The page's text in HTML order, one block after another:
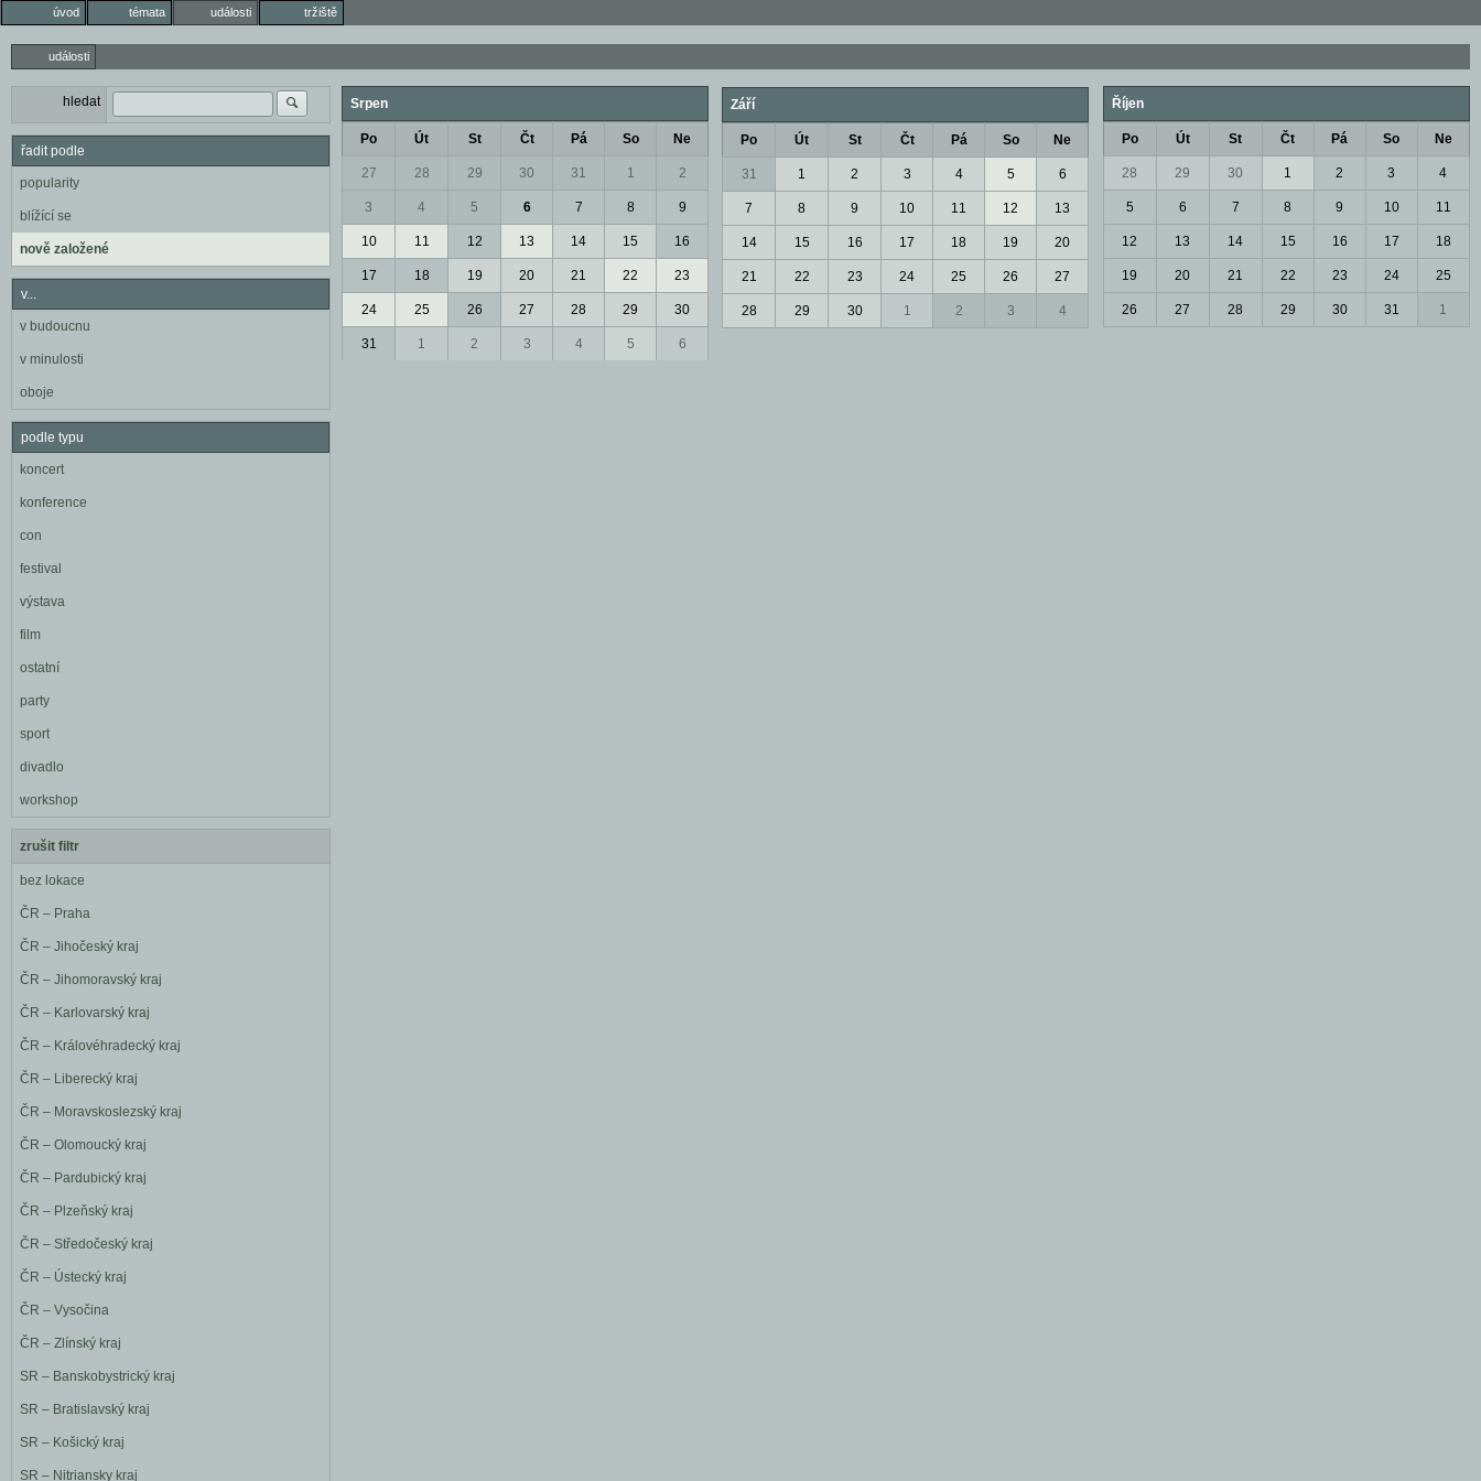
úvod témata události tržiště
události
hledat
řadit podle
popularity
blížící se
nově založené
v...
v budoucnu
v minulosti
oboje
podle typu
koncert
konference
con
festival
výstava
film
ostatní
party
sport
divadlo
workshop
zrušit filtr
bez lokace
ČR – Praha
ČR – Jihočeský kraj
ČR – Jihomoravský kraj
ČR – Karlovarský kraj
ČR – Královéhradecký kraj
ČR – Liberecký kraj
ČR – Moravskoslezský kraj
ČR – Olomoucký kraj
ČR – Pardubický kraj
ČR – Plzeňský kraj
ČR – Středočeský kraj
ČR – Ústecký kraj
ČR – Vysočina
ČR – Zlínský kraj
SR – Banskobystrický kraj
SR – Bratislavský kraj
SR – Košický kraj
SR – Nitriansky kraj
Srpen
Po Út St Čt Pá So Ne
27 28 29 30 31 1 2
3 4 5 6 7 8 9
10 11 12 13 14 15 16
17 18 19 20 21 22 23
24 25 26 27 28 29 30
31 1 2 3 4 5 6
Září
Po Út St Čt Pá So Ne
31 1 2 3 4 5 6
7 8 9 10 11 12 13
14 15 16 17 18 19 20
21 22 23 24 25 26 27
28 29 30 1 2 3 4
Říjen
Po Út St Čt Pá So Ne
28 29 30 1 2 3 4
5 6 7 8 9 10 11
12 13 14 15 16 17 18
19 20 21 22 23 24 25
26 27 28 29 30 31 1